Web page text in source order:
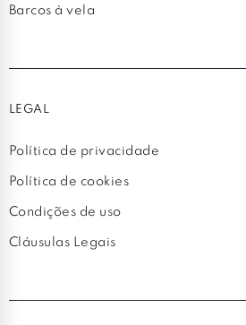
Barcos à vela
LEGAL
Política de privacidade
Política de cookies
Condições de uso
Cláusulas Legais